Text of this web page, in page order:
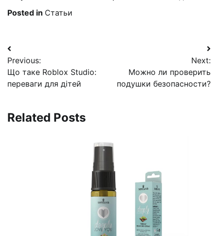
Posted in Статьи
Навигация
по
записям
Previous:
Що таке Roblox Studio:
переваги для дітей
Next:
Можно ли проверить
подушки безопасности?
Related Posts